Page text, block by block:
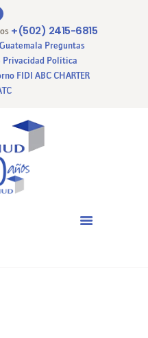
+(502) 2415-6815
Preguntas
Privacidad Política
FIDI ABC CHARTER